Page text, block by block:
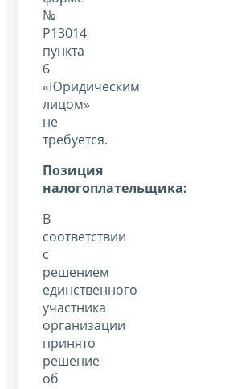
№
Р13014
пункта
6
«Юридическим
лицом»
не
требуется.
Позиция
налогоплательщика:
В
соответствии
с
решением
единственного
участника
организации
принято
решение
об